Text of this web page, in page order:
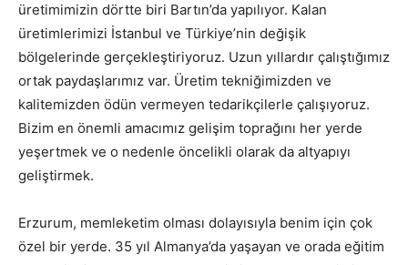
üretimimizin dörtte biri Bartın’da yapılıyor. Kalan
üretimlerimizi İstanbul ve Türkiye’nin değişik
bölgelerinde gerçekleştiriyoruz. Uzun yıllardır çalıştığımız
ortak paydaşlarımız var. Üretim tekniğimizden ve
kalitemizden ödün vermeyen tedarikçilerle çalışıyoruz.
Bizim en önemli amacımız gelişim toprağını her yerde
yeşertmek ve o nedenle öncelikli olarak da altyapıyı
geliştirmek.
Erzurum, memleketim olması dolayısıyla benim için çok
özel bir yerde. 35 yıl Almanya’da yaşayan ve orada eğitim